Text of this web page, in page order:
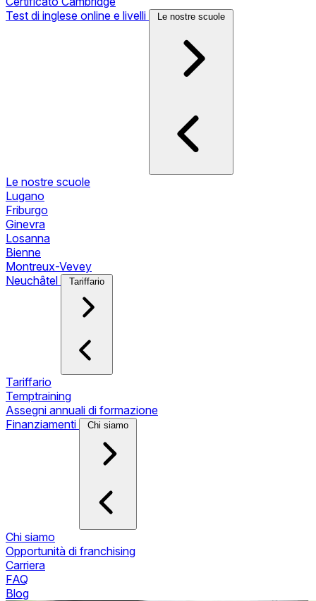
Test di inglese online e livelli
Le nostre scuole
Le nostre scuole
Lugano
Friburgo
Ginevra
Losanna
Bienne
Montreux-Vevey
Neuchâtel
Tariffario
Tariffario
Temptraining
Assegni annuali di formazione
Finanziamenti
Chi siamo
Chi siamo
Opportunità di franchising
Carriera
FAQ
Blog